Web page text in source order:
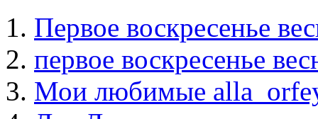
Первое воскресенье
первое воскресенье
Мои любимые